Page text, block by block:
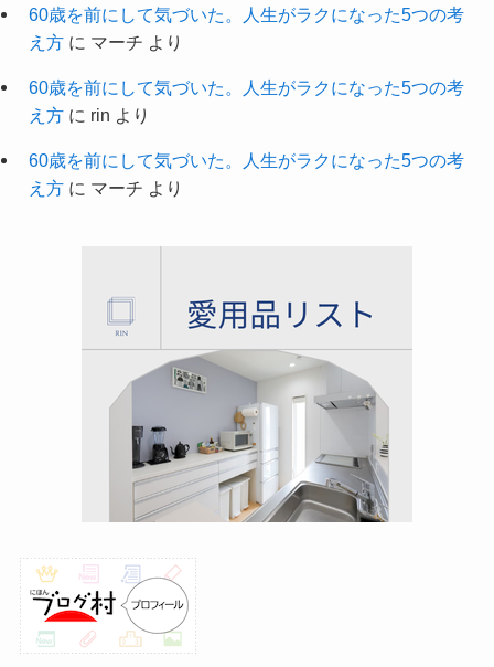
60歳を前にして気づいた。人生がラクになった5つの考
え方に マーチ より
60歳を前にして気づいた。人生がラクになった5つの考
え方に rin より
60歳を前にして気づいた。人生がラクになった5つの考
え方に マーチ より